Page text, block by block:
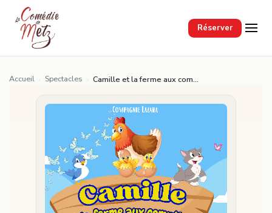
Réserver
Passer au contenu principal
Accueil Spectacles Camille et la ferme aux comptines